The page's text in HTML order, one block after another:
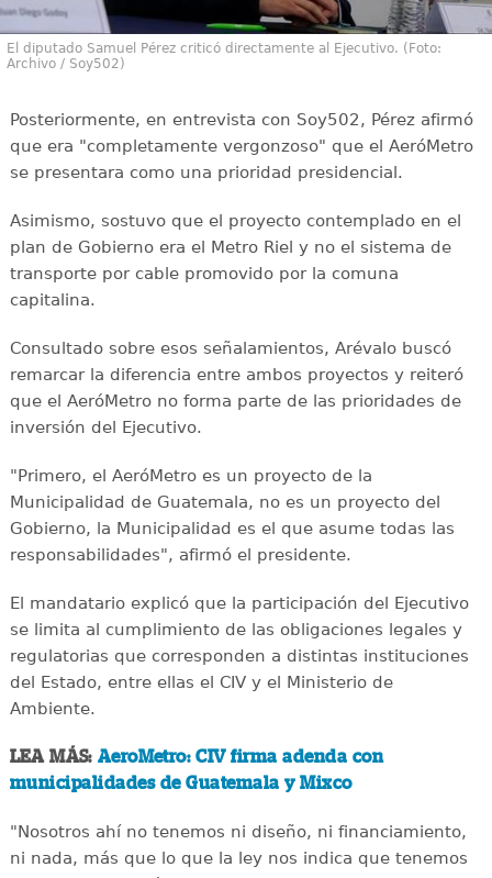
El diputado Samuel Pérez criticó directamente al Ejecutivo. (Foto:
Archivo / Soy502)
Posteriormente, en entrevista con Soy502, Pérez afirmó
que era "completamente vergonzoso" que el AeróMetro
se presentara como una prioridad presidencial.
Asimismo, sostuvo que el proyecto contemplado en el
plan de Gobierno era el Metro Riel y no el sistema de
transporte por cable promovido por la comuna
capitalina.
Consultado sobre esos señalamientos, Arévalo buscó
remarcar la diferencia entre ambos proyectos y reiteró
que el AeróMetro no forma parte de las prioridades de
inversión del Ejecutivo.
"Primero, el AeróMetro es un proyecto de la
Municipalidad de Guatemala, no es un proyecto del
Gobierno, la Municipalidad es el que asume todas las
responsabilidades", afirmó el presidente.
El mandatario explicó que la participación del Ejecutivo
se limita al cumplimiento de las obligaciones legales y
regulatorias que corresponden a distintas instituciones
del Estado, entre ellas el CIV y el Ministerio de
Ambiente.
LEA MÁS: AeroMetro: CIV firma adenda con
municipalidades de Guatemala y Mixco
"Nosotros ahí no tenemos ni diseño, ni financiamiento,
ni nada, más que lo que la ley nos indica que tenemos